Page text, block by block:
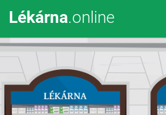
Lékárna.online